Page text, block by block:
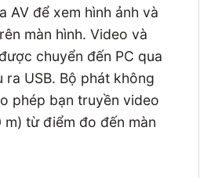
AV để xem hình ảnh và
màn hình. Video và
chuyển đến PC qua
ra USB. Bộ phát không
phép bạn truyền video
từ điểm đo đến màn